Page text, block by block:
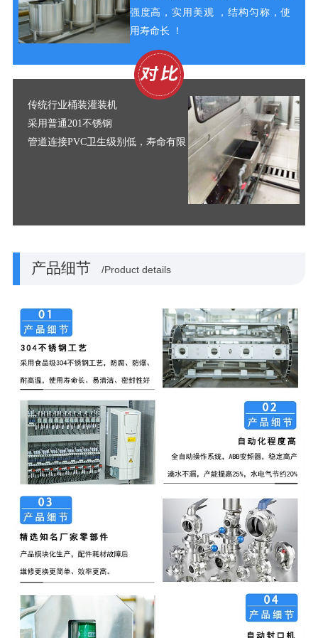
强度高，实用美观 ，结构匀称，使
用寿命长 ！
传统行业桶装灌装机
采用普通201不锈钢
管道连接PVC卫生级别低，寿命有限
产品细节 /Product details